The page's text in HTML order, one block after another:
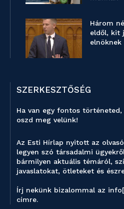
Három
eldől, kit
elnöknek
SZERKESZTŐSÉG
Ha van egy fontos
oszd meg velünk!
Az Esti Hírlap nyitott az
legyen szó társadalmi
bármilyen aktuális témáról,
javaslatokat, ötleteket és
Írj nekünk bizalommal az
címre.